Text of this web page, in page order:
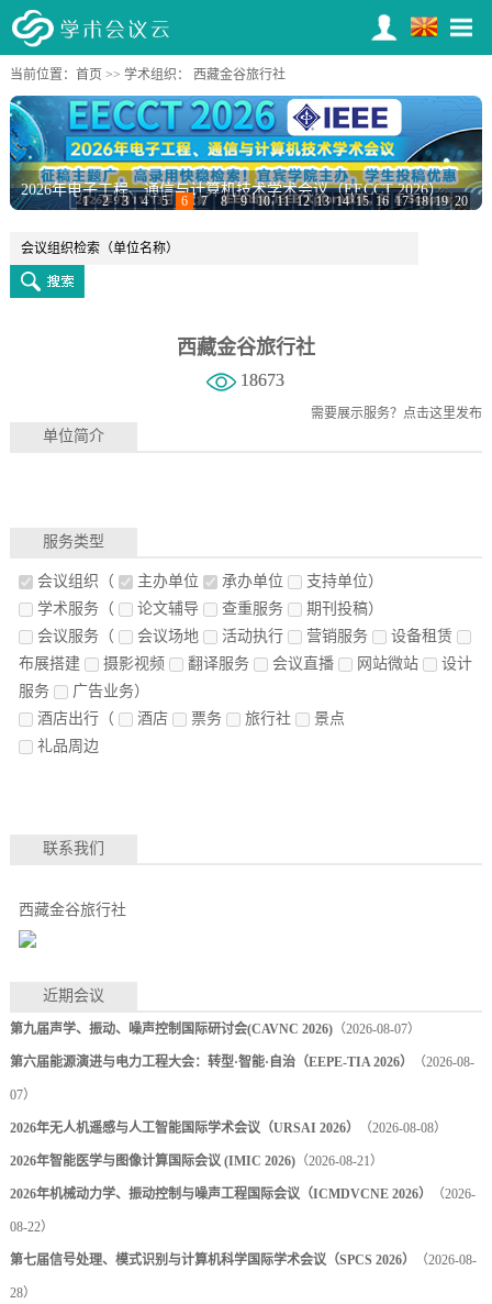
当前位置： 首页 >> 学术组织 ： 西藏金谷旅行社
2026年电子工程、通信与计算机技术学术会议（EECCT 2026）
1 2 3 4 5 6 7 8 9 10 11 12 13 14 15 16 17 18 19 20
西藏金谷旅行社
18673
需要展示服务？ 点击这里发布
单位简介
服务类型
会议组织 （ 主办单位 承办单位
支持单位）
学术服务（ 论文辅导 查重服务
期刊投稿）
会议服务（ 会议场地 活动执行 营销服务
设备租赁
布展搭建
摄影视频 翻译服务 会议直播 网站微站
设计
服务
广告业务）
酒店出行（ 酒店 票务 旅行社
景点
礼品周边
联系我们
西藏金谷旅行社
近期会议
第九届声学、振动、噪声控制国际研讨会(CAVNC 2026)（2026-08-07）
第六届能源演进与电力工程大会：转型·智能·自治（EEPE-TIA 2026） （2026-08-
07）
2026年无人机遥感与人工智能国际学术会议（URSAI 2026） （2026-08-08）
2026年智能医学与图像计算国际会议 (IMIC 2026)（2026-08-21）
2026年机械动力学、振动控制与噪声工程国际会议（ICMDVCNE 2026） （2026-
08-22）
第七届信号处理、模式识别与计算机科学国际学术会议（SPCS 2026） （2026-08-
28）